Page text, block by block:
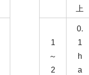
上
1
～
2
0.
1
h
a